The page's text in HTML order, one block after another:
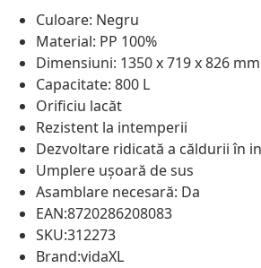
Culoare: Negru
Material: PP 100%
Dimensiuni: 1350 x 719 x 826
Capacitate: 800 L
Orificiu lacăt
Rezistent la intemperii
Dezvoltare ridicată a căldurii în
Umplere ușoară de sus
Asamblare necesară: Da
EAN:8720286208083
SKU:312273
Brand:vidaXL